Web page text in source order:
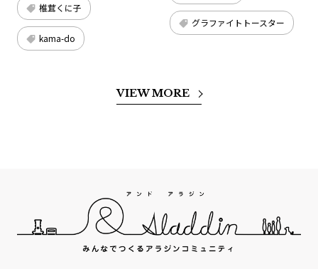
椎茸くに子
kama-do
グラファイトトースター
VIEW MORE